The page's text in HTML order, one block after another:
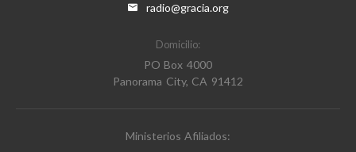
radio@gracia.org
Domicilio:
PO Box 4000
Panorama City, CA 91412
Ministerios Afiliados: